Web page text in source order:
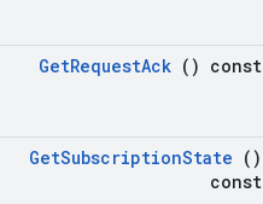
GetRequestAck () const
GetSubscriptionState ()
const